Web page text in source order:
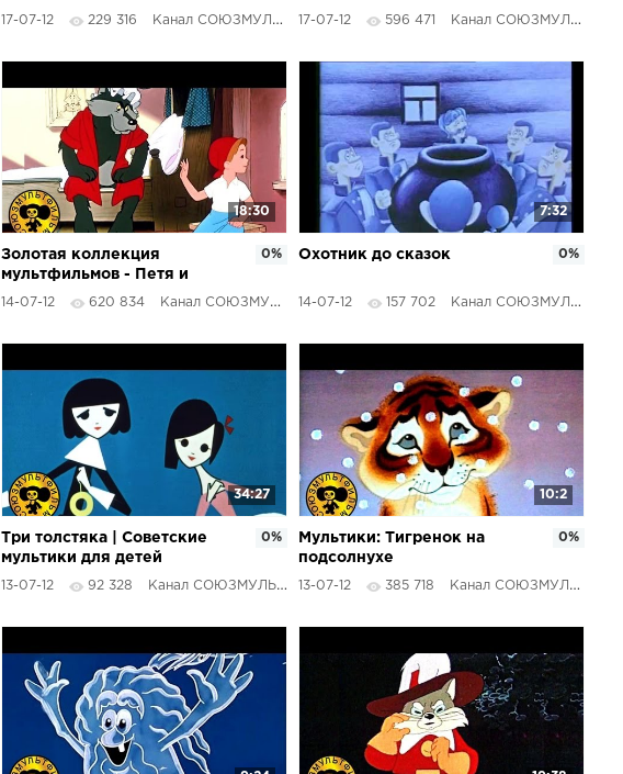
17-07-12 229 316 Канал СОЮЗМУЛЬТФИЛЬМЫ 17-07-12 596 471 Канал СОЮЗМУЛЬТФИЛЬМЫ
18:30
Золотая коллекция
мультфильмов - Петя и
Красная Шапочка
14-07-12 620 834 Канал СОЮЗМУЛЬТФИЛЬМЫ
0%
7:32
Охотник до сказок
14-07-12 157 702 Канал СОЮЗМУЛЬТФИЛЬМЫ
0%
34:27
Три толстяка | Советские
мультики для детей
13-07-12 92 328 Канал СОЮЗМУЛЬТФИЛЬМЫ
0%
10:2
Мультики: Тигренок на
подсолнухе
13-07-12 385 718 Канал СОЮЗМУЛЬТФИЛЬМЫ
0%